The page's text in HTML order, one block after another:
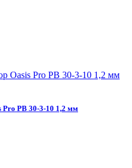
Pro PB 30-3-10 1,2 мм